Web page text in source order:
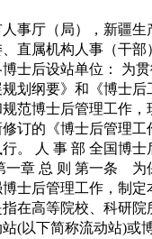
事厅（局），新疆生
直属机构人事（干部
士后设站单位： 为
划纲要》和《博士后
范博士后管理工作，
订的《博士后管理工
。 人 事 部 全国博士
一章 总 则 第一条 为
博士后管理工作，
在高等院校、科研院
(以下简称流动站)或